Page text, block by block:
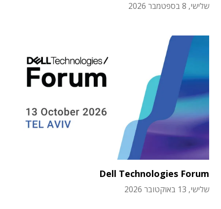
שלישי, 8 בספטמבר 2026
Dell Technologies Forum
שלישי, 13 באוקטובר 2026